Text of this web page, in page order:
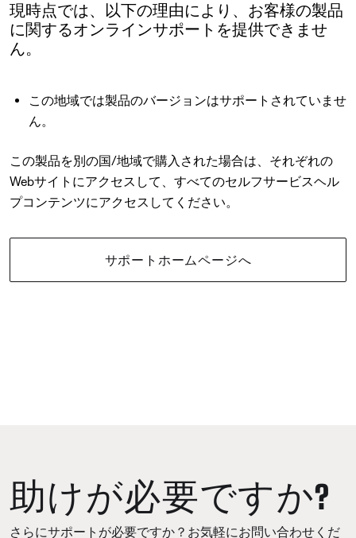
現時点では、以下の理由により、お客様の製品
に関するオンラインサポートを提供できませ
ん。
この地域では製品のバージョンはサポートされていませ
ん。
この製品を別の国/地域で購入された場合は、それぞれの
Webサイトにアクセスして、すべてのセルフサービスヘル
プコンテンツにアクセスしてください。
サポートホームページへ
助けが必要ですか?
さらにサポートが必要ですか？お気軽にお問い合わせくだ